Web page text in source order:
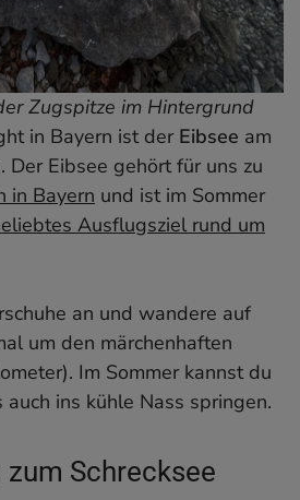
Zugspitze im Hintergrund
in Bayern ist der Eibsee am
. Der Eibsee gehört für uns zu
in Bayern und ist im Sommer
Ausflugsziel rund um
an und wandere auf
um den märchenhaften
Im Sommer kannst du
ins kühle Nass springen.
zum Schrecksee